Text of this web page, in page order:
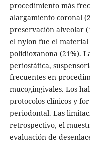
procedimiento más
alargamiento coronal
preservación alveolar
el nylon fue el material
polidioxanona (21%).
periostática,
frecuentes en
mucogingivales. Los
protocolos clínicos y
periodontal. Las
retrospectivo, el
evaluación de